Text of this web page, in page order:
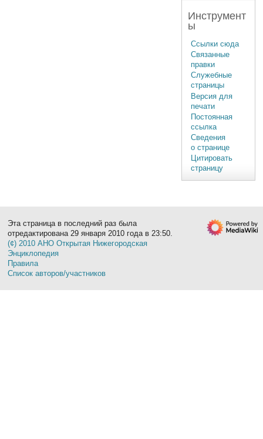
Инструмент
ы
Ссылки сюда
Связанные
правки
Служебные
страницы
Версия для
печати
Постоянная
ссылка
Сведения
о странице
Цитировать
страницу
Эта страница в последний раз была
отредактирована 29 января 2010 года в 23:50.
(¢) 2010 АНО Открытая Нижегородская
Энциклопедия
Правила
Список авторов/участников